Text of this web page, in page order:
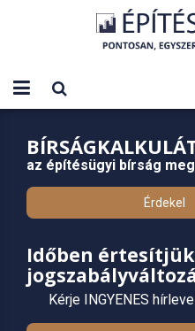
az építésügyi bírság
Érdekel
Időben
Kérje INGYENES